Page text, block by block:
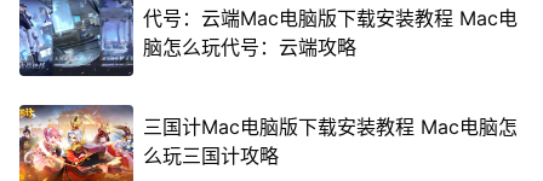
代号：云端Mac电脑版下载安装教程 Mac电
脑怎么玩代号：云端攻略
三国计Mac电脑版下载安装教程 Mac电脑怎
么玩三国计攻略